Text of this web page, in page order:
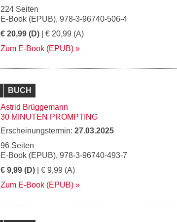
224 Seiten
E-Book (EPUB), 978-3-96740-506-4
€ 20,99 (D) | € 20,99 (A)
Zum E-Book (EPUB)
BUCH
Astrid Brüggemann
30 MINUTEN PROMPTING
Erscheinungstermin: 27.03.2025
96 Seiten
E-Book (EPUB), 978-3-96740-493-7
€ 9,99 (D) | € 9,99 (A)
Zum E-Book (EPUB)